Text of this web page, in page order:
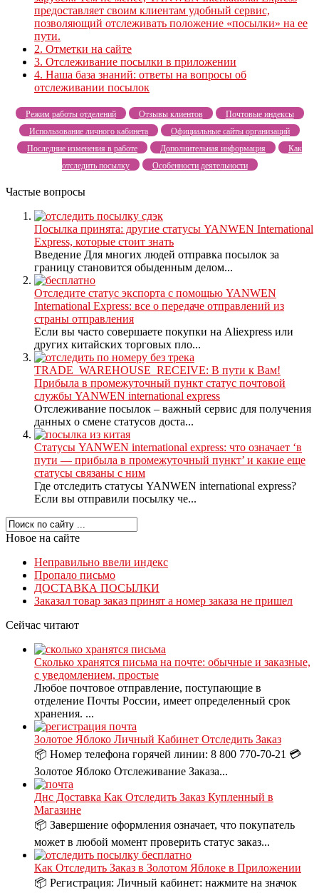
предоставляет своим клиентам удобный сервис,
позволяющий отслеживать положение «посылки» на ее
пути.
2. Отметки на сайте
3. Отслеживание посылки в приложении
4. Наша база знаний: ответы на вопросы об
отслеживании посылок
Режим работы отделений Отзывы клиентов
Почтовые индексы
Использование личного кабинета
Официальные сайты организаций
Последние изменения в работе
Дополнительная информация
Как
отследить посылку
Особенности деятельности
Частые вопросы
Посылка принята: другие статусы YANWEN International
Express, которые стоит знать
Введение Для многих людей отправка посылок за
границу становится обыденным делом...
Отследите статус экспорта с помощью YANWEN
International Express: все о передаче отправлений из
страны отправления
Если вы часто совершаете покупки на Aliexpress или
других китайских торговых пло...
TRADE_WAREHOUSE_RECEIVE: В пути к Вам!
Прибыла в промежуточный пункт статус почтовой
службы YANWEN international express
Отслеживание посылок – важный сервис для получения
данных о смене статусов доста...
Статусы YANWEN international express: что означает ‘в
пути — прибыла в промежуточный пункт’ и какие еще
статусы связаны с ним
Где отследить статусы YANWEN international express?
Если вы отправили посылку че...
Новое на сайте
Неправильно ввели индекс
Пропало письмо
ДОСТАВКА ПОСЫЛКИ
Заказал товар заказ принят а номер заказа не пришел
Сейчас читают
Сколько хранятся письма на почте: обычные и заказные,
с уведомлением, простые
Любое почтовое отправление, поступающие в
отделение Почты России, имеет определенный срок
хранения. ...
Золотое Яблоко Личный Кабинет Отследить Заказ
📦 Номер телефона горячей линии: 8 800 770-70-21 💳
Золотое Яблоко Отслеживание Заказа...
Днс Доставка Как Отследить Заказ Купленный в
Магазине
📦 Завершение оформления означает, что покупатель
может в любой момент проверить статус заказ...
Как Отследить Заказ в Золотом Яблоке в Приложении
📦 Регистрация: Личный кабинет: нажмите на значок